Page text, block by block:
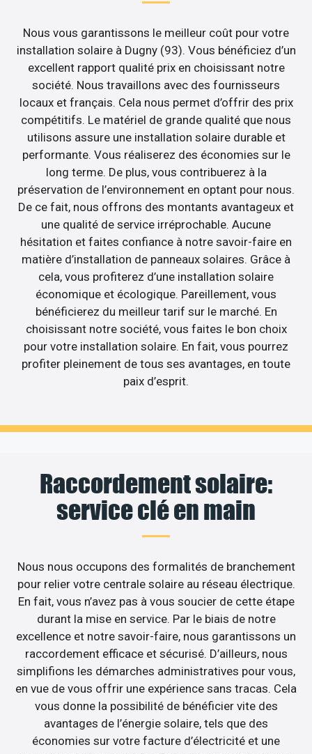
Nous vous garantissons le meilleur coût pour votre
installation solaire à Dugny (93). Vous bénéficiez d’un
excellent rapport qualité prix en choisissant notre
société. Nous travaillons avec des fournisseurs
locaux et français. Cela nous permet d’offrir des prix
compétitifs. Le matériel de grande qualité que nous
utilisons assure une installation solaire durable et
performante. Vous réaliserez des économies sur le
long terme. De plus, vous contribuerez à la
préservation de l’environnement en optant pour nous.
De ce fait, nous offrons des montants avantageux et
une qualité de service irréprochable. Aucune
hésitation et faites confiance à notre savoir-faire en
matière d’installation de panneaux solaires. Grâce à
cela, vous profiterez d’une installation solaire
économique et écologique. Pareillement, vous
bénéficierez du meilleur tarif sur le marché. En
choisissant notre société, vous faites le bon choix
pour votre installation solaire. En fait, vous pourrez
profiter pleinement de tous ses avantages, en toute
paix d’esprit.
Raccordement solaire:
service clé en main
Nous nous occupons des formalités de branchement
pour relier votre centrale solaire au réseau électrique.
En fait, vous n’avez pas à vous soucier de cette étape
durant la mise en service. Par le biais de notre
excellence et notre savoir-faire, nous garantissons un
raccordement efficace et sécurisé. D’ailleurs, nous
simplifions les démarches administratives pour vous,
en vue de vous offrir une expérience sans tracas. Cela
vous donne la possibilité de bénéficier vite des
avantages de l’énergie solaire, tels que des
économies sur votre facture d’électricité et une